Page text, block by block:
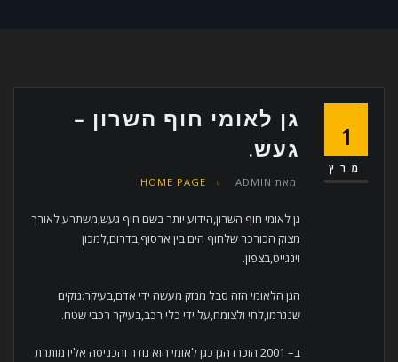
1
מרץ
גן לאומי חוף השרון –
געש.
מאת ADMIN
HOME PAGE
גן לאומי חוף השרון,הידוע יותר בשם חוף געש,משתרע לאורך
מצוק הכורכר שלחוף הים בין ארסוף,בדרום,למכון
וינגייט,בצפון.
הגן הלאומי הזה סבל מנזק מעשה ידי אדם,בעיקר:נזקים
שנגרמו,לחי ולצומח,על ידי כלי רכב,בעיקר רכבי שטח.
ב– 2001 הוכרז הגן כגן לאומי הוא גודר והכניסה אליו מותרת